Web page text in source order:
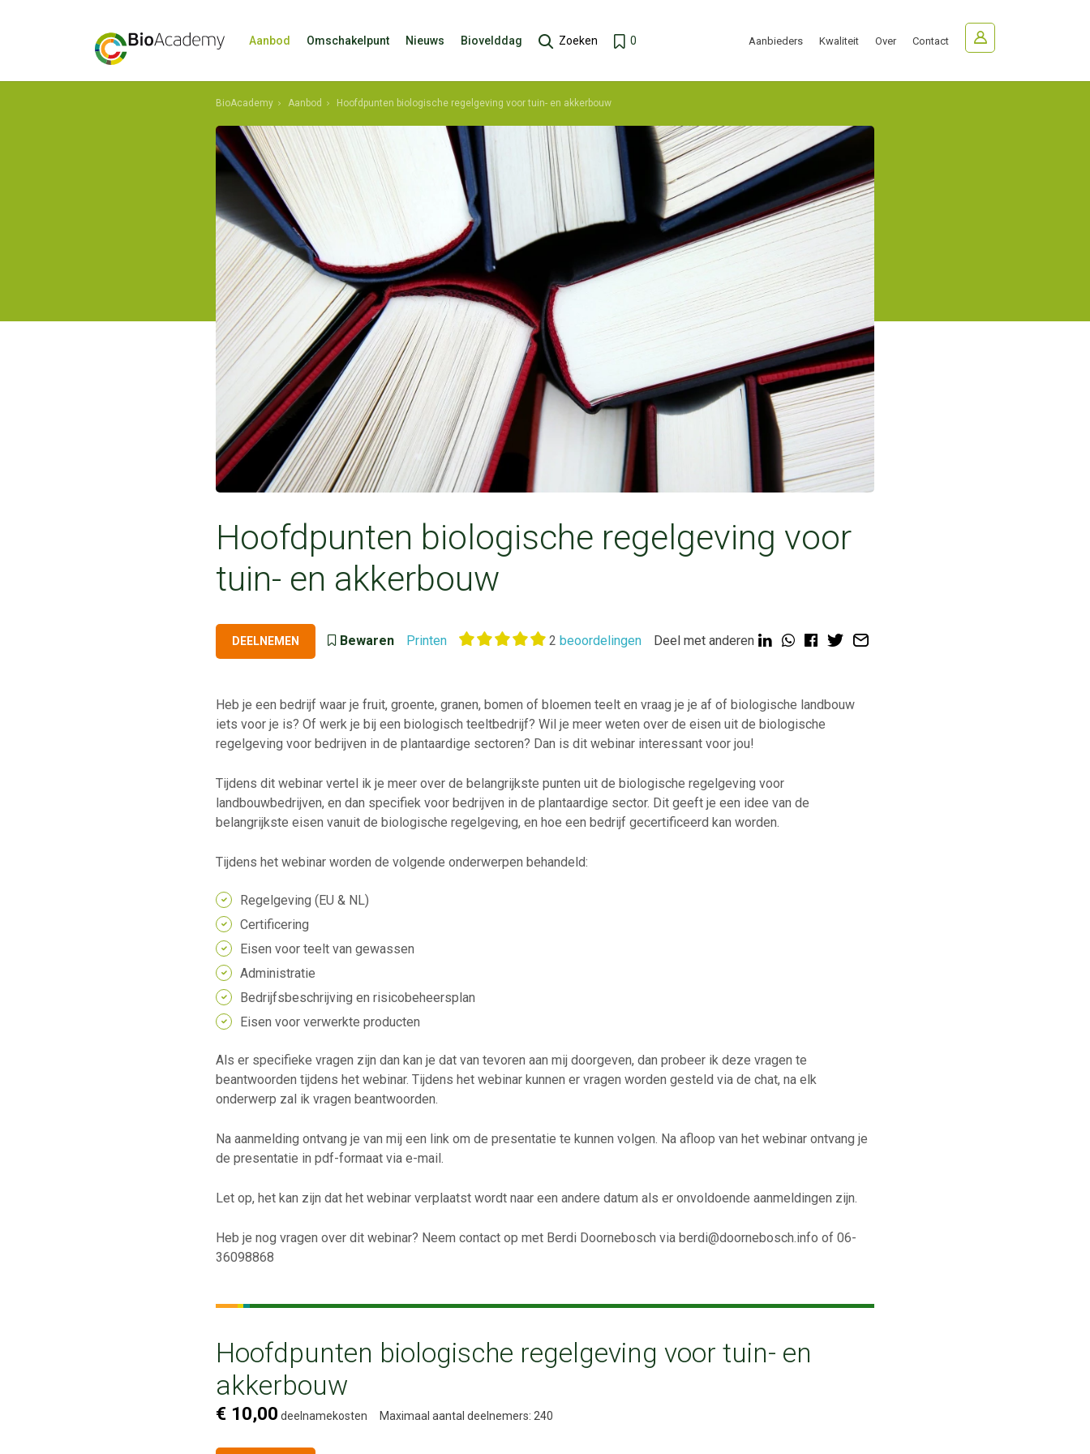
Aanbod Omschakelpunt Nieuws Biovelddag Zoeken 0 Aanbieders Kwaliteit Over Contact
BioAcademy Aanbod Hoofdpunten biologische regelgeving voor tuin- en akkerbouw
Hoofdpunten biologische regelgeving voor
tuin- en akkerbouw
DEELNEMEN Bewaren Printen 2 beoordelingen Deel met anderen
Heb je een bedrijf waar je fruit, groente, granen, bomen of bloemen teelt en vraag je je af of biologische landbouw
iets voor je is? Of werk je bij een biologisch teeltbedrijf? Wil je meer weten over de eisen uit de biologische
regelgeving voor bedrijven in de plantaardige sectoren? Dan is dit webinar interessant voor jou!
Tijdens dit webinar vertel ik je meer over de belangrijkste punten uit de biologische regelgeving voor
landbouwbedrijven, en dan specifiek voor bedrijven in de plantaardige sector. Dit geeft je een idee van de
belangrijkste eisen vanuit de biologische regelgeving, en hoe een bedrijf gecertificeerd kan worden.
Tijdens het webinar worden de volgende onderwerpen behandeld:
Regelgeving (EU & NL)
Certificering
Eisen voor teelt van gewassen
Administratie
Bedrijfsbeschrijving en risicobeheersplan
Eisen voor verwerkte producten
Als er specifieke vragen zijn dan kan je dat van tevoren aan mij doorgeven, dan probeer ik deze vragen te
beantwoorden tijdens het webinar. Tijdens het webinar kunnen er vragen worden gesteld via de chat, na elk
onderwerp zal ik vragen beantwoorden.
Na aanmelding ontvang je van mij een link om de presentatie te kunnen volgen. Na afloop van het webinar ontvang je
de presentatie in pdf-formaat via e-mail.
Let op, het kan zijn dat het webinar verplaatst wordt naar een andere datum als er onvoldoende aanmeldingen zijn.
Heb je nog vragen over dit webinar? Neem contact op met Berdi Doornebosch via berdi@doornebosch.info of 06-
36098868
Hoofdpunten biologische regelgeving voor tuin- en
akkerbouw
€ 10,00 deelnamekosten Maximaal aantal deelnemers: 240